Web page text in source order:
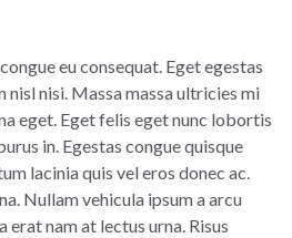
eu consequat. Eget egestas
nisl nisi. Massa massa ultricies mi
eget. Eget felis eget nunc lobortis
in. Egestas congue quisque
lacinia quis vel eros donec ac.
Nullam vehicula ipsum a arcu
erat nam at lectus urna. Risus